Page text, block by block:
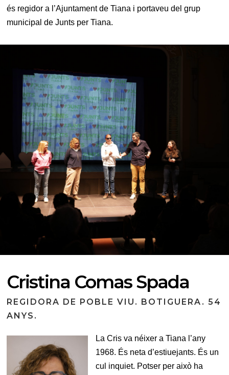
és regidor a l’Ajuntament de Tiana i portaveu del grup
municipal de Junts per Tiana.
Cristina Comas Spada
REGIDORA DE POBLE VIU. BOTIGUERA. 54
ANYS.
La Cris va néixer a Tiana l’any
1968. És neta d’estiuejants. És un
cul inquiet. Potser per això ha